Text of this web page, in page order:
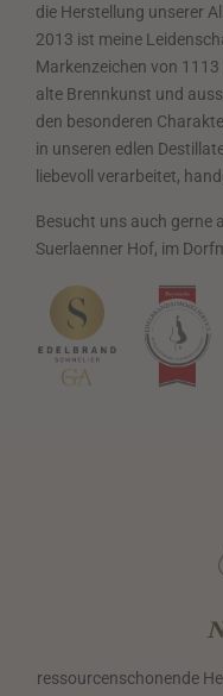
die Herstellung unserer
2013 ist meine
Markenzeichen von
alte Brennkunst und
den besonderen
in unseren edlen
liebevoll verarbeitet,
Besucht uns auch gerne
Suerlaenner Hof, im
ressourcenschonende